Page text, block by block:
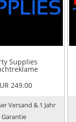
Supplies
249.00
Versand & 1 Jahr
Garantie